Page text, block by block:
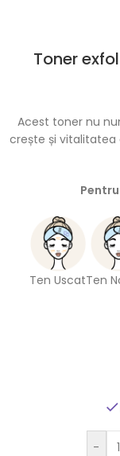
Toner
Acest toner nu
crește și vitalitatea
Ten UscatTen
-